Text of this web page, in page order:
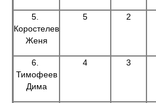
5.
Коростелев
Женя
5 2
6.
Тимофеев
Дима
4 3